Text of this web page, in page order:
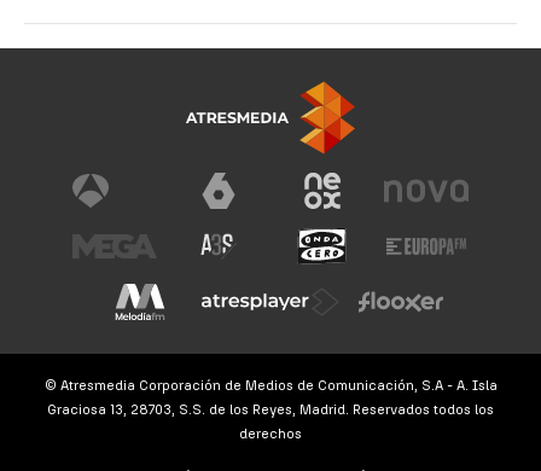
© Atresmedia Corporación de Medios de Comunicación, S.A - A. Isla
Graciosa 13, 28703, S.S. de los Reyes, Madrid. Reservados todos los
derechos